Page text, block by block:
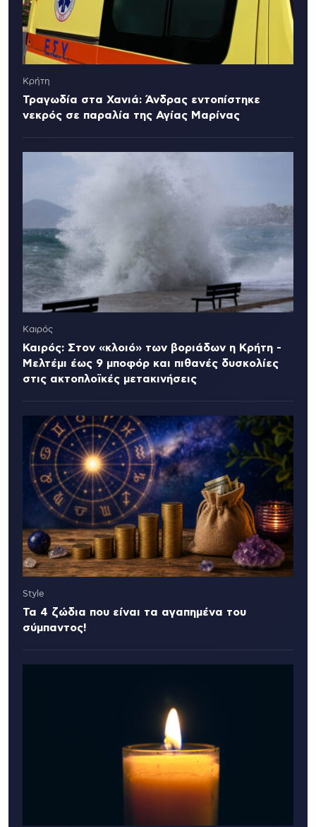
Κρήτη
Τραγωδία στα Χανιά: Άνδρας εντοπίστηκε
νεκρός σε παραλία της Αγίας Μαρίνας
Καιρός
Καιρός: Στον «κλοιό» των βοριάδων η Κρήτη -
Μελτέμι έως 9 μποφόρ και πιθανές δυσκολίες
στις ακτοπλοϊκές μετακινήσεις
Style
Τα 4 ζώδια που είναι τα αγαπημένα του
σύμπαντος!